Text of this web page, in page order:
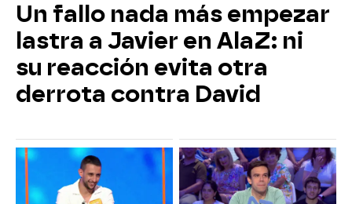
Un fallo nada más empezar
lastra a Javier en AlaZ: ni
su reacción evita otra
derrota contra David